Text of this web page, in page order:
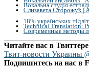
Вокальна студія
Єлизавета Сторожук |
18% українських
Technical Translation:
Современные методы
Читайте нас в
Твит-новости Украины
Подпишитесь на нас в